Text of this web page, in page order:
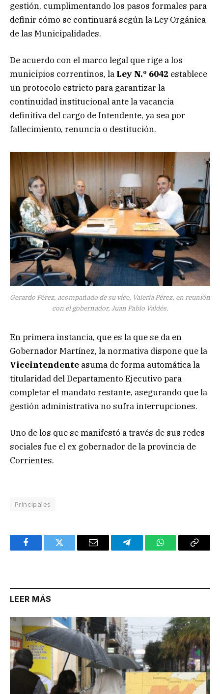
gestión, cumplimentando los pasos formales para
definir cómo se continuará según la Ley Orgánica
de las Municipalidades.
De acuerdo con el marco legal que rige a los
municipios correntinos, la Ley N.º 6042 establece
un protocolo estricto para garantizar la
continuidad institucional ante la vacancia
definitiva del cargo de Intendente, ya sea por
fallecimiento, renuncia o destitución.
Gerardo Pérez, acompañado de su vice, Valeria Pérez, en reunión
con el gobernador, Juan Pablo Valdés.
En primera instancia, que es la que se da en
Gobernador Martínez, la normativa dispone que la
Viceintendente asuma de forma automática la
titularidad del Departamento Ejecutivo para
completar el mandato restante, asegurando que la
gestión administrativa no sufra interrupciones.
Uno de los que se manifestó a través de sus redes
sociales fue el ex gobernador de la provincia de
Corrientes.
Principales
FacebookTwitter Email TelegramWhatsAppCopy
LEER MÁS